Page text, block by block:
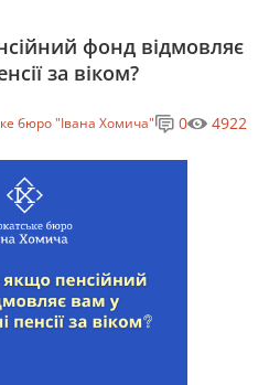
фонд відмовляє
за віком?
бюро "Івана Хомича"
0 4922